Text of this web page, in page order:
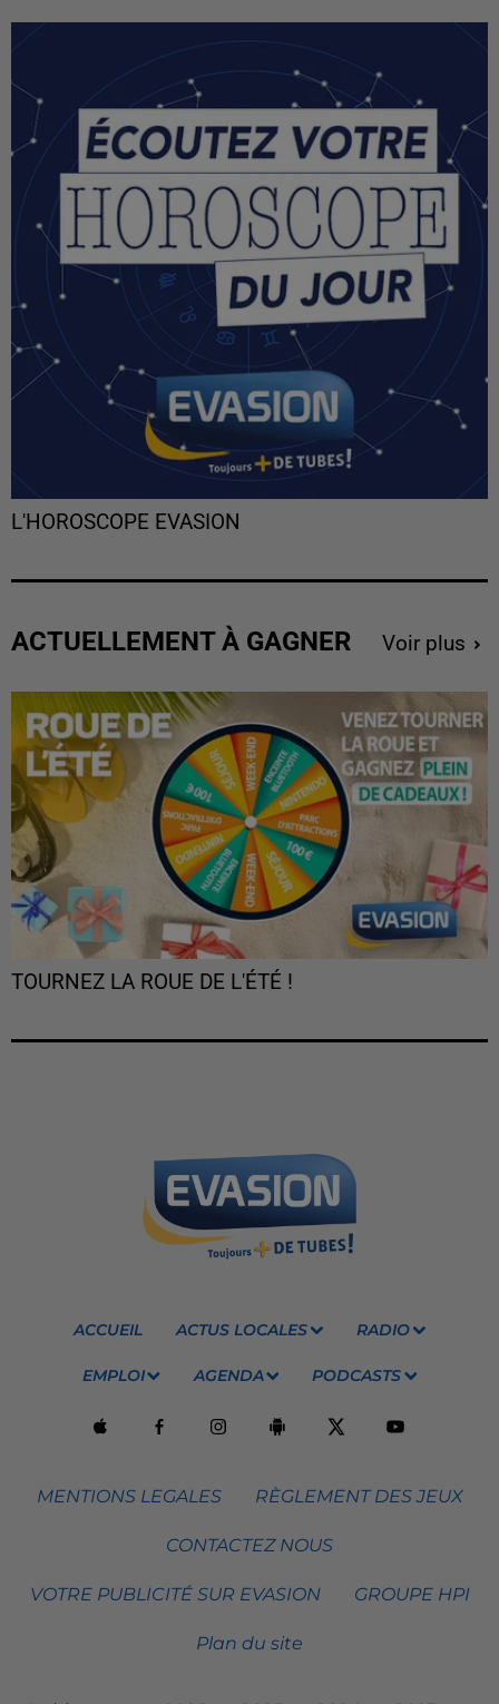
L'HOROSCOPE EVASION
ACTUELLEMENT À GAGNER Voir plus
TOURNEZ LA ROUE DE L'ÉTÉ !
ACCUEIL ACTUS LOCALES RADIO
EMPLOI AGENDA PODCASTS
MENTIONS LEGALES RÈGLEMENT DES JEUX
CONTACTEZ NOUS
VOTRE PUBLICITÉ SUR EVASION GROUPE HPI
Plan du site